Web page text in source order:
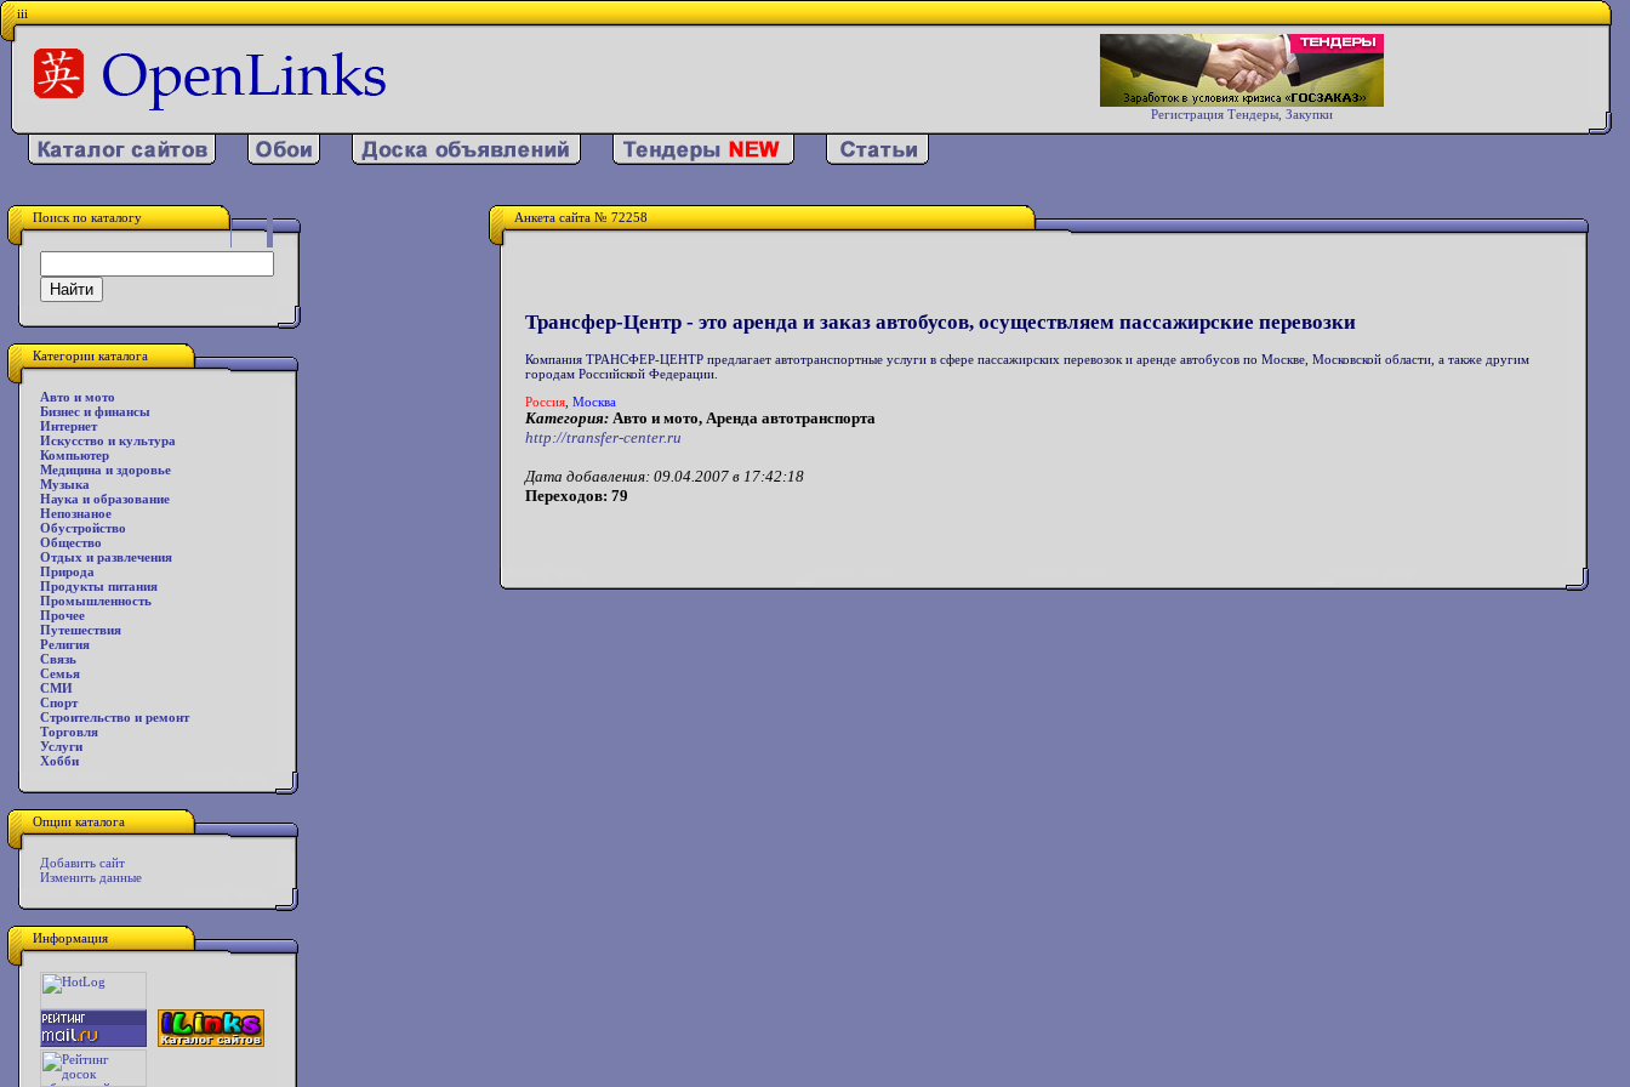
iii
Регистрация Тендеры, Закупки
Поиск по каталогу
Категории каталога
Авто и мото
Бизнес и финансы
Интернет
Искусство и культура
Компьютер
Медицина и здоровье
Музыка
Наука и образование
Непознаное
Обустройство
Общество
Отдых и развлечения
Природа
Продукты питания
Промышленность
Прочее
Путешествия
Религия
Связь
Семья
СМИ
Спорт
Строительство и ремонт
Торговля
Услуги
Хобби
Опции каталога
Добавить сайт
Изменить данные
Информация
Анкета сайта № 72258
Трансфер-Центр - это аренда и заказ автобусов, осуществляем пассажирские перевозки
Компания ТРАНCФЕР-ЦЕНТР предлагает автотранспортные услуги в сфере пассажирских перевозок и аренде автобусов по Москве, Московской области, а также другим
городам Российской Федерации.
Россия Москва
Категория: Авто и мото, Аренда автотранспорта
http://transfer-center.ru
Дата добавления: 09.04.2007 в 17:42:18
Переходов: 79